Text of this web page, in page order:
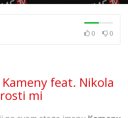
0 0
feat. Nikola
mi